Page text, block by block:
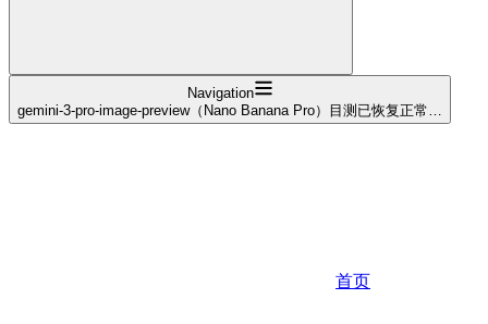
Navigation
gemini-3-pro-image-preview（Nano Banana Pro）目测已恢复正常…
首页